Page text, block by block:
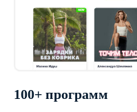
100+ программ